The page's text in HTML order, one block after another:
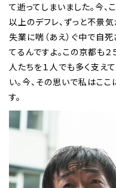
て逝ってしまいました。今
以上のデフレ、ずっと不景
失業に喘（あえ）ぐ中で自
てるんですよ。この京都も
人たちを１人でも多く支え
い。今、その思いで私はこ
す。